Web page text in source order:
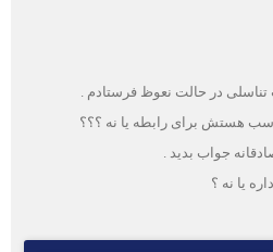
در حالت نعوظ فرستادم .
هستش برای رابطه یا نه ؟؟؟
جواب بدید .
یا نه ؟